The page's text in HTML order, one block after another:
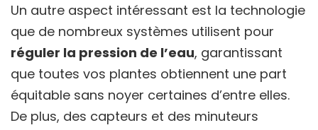
Un autre aspect intéressant est la technologie
que de nombreux systèmes utilisent pour
réguler la pression de l’eau, garantissant
que toutes vos plantes obtiennent une part
équitable sans noyer certaines d’entre elles.
De plus, des capteurs et des minuteurs